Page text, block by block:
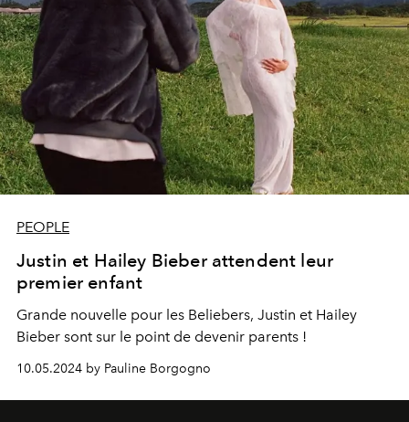
PEOPLE
Justin et Hailey Bieber attendent leur
premier enfant
Grande nouvelle pour les Beliebers, Justin et Hailey
Bieber sont sur le point de devenir parents !
10.05.2024 by Pauline Borgogno